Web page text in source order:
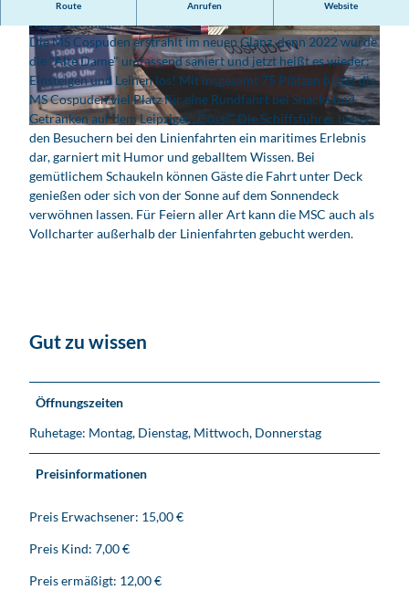
M
S
C
o
s
p
a
t
a
h
e
n
© freizeit-abenteuer.com, Freizeit-Abenteuer G
mbH | KI-optimiert
© freizeit-abenteuer.com, Freizeit-Abenteuer G
mbH | KI-optimiert
Route Anrufen Website
Linien- und Charterfahrten auf dem Cospudener See,
Kapazität max. 75 Personen.
Die MS Cospuden erstrahlt im neuen Glanz, denn 2022 wurde
die "Alte Dame" umfassend saniert und jetzt heißt es wieder:
Einsteigen und Leinen los! Mit insgesamt 75 Plätzen bietet die
MS Cospuden viel Platz für eine Rundfahrt bei Snacks und
Getränken auf dem Leipziger „Cossi“. Die Schiffsführer bieten
den Besuchern bei den Linienfahrten ein maritimes Erlebnis
dar, garniert mit Humor und geballtem Wissen. Bei
gemütlichem Schaukeln können Gäste die Fahrt unter Deck
genießen oder sich von der Sonne auf dem Sonnendeck
verwöhnen lassen. Für Feiern aller Art kann die MSC auch als
Vollcharter außerhalb der Linienfahrten gebucht werden.
Gut zu wissen
Öffnungszeiten
Ruhetage: Montag, Dienstag, Mittwoch, Donnerstag
Preisinformationen
Preis Erwachsener: 15,00 €
Preis Kind: 7,00 €
Preis ermäßigt: 12,00 €